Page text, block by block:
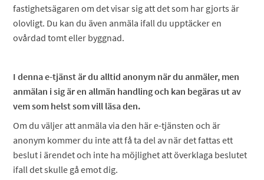
fastighetsägaren om det visar sig att det som har gjorts är
olovligt. Du kan du även anmäla ifall du upptäcker en
ovårdad tomt eller byggnad.
I denna e-tjänst är du alltid anonym när du anmäler, men
anmälan i sig är en allmän handling och kan begäras ut av
vem som helst som vill läsa den.
Om du väljer att anmäla via den här e-tjänsten och är
anonym kommer du inte att få ta del av när det fattas ett
beslut i ärendet och inte ha möjlighet att överklaga beslutet
ifall det skulle gå emot dig.